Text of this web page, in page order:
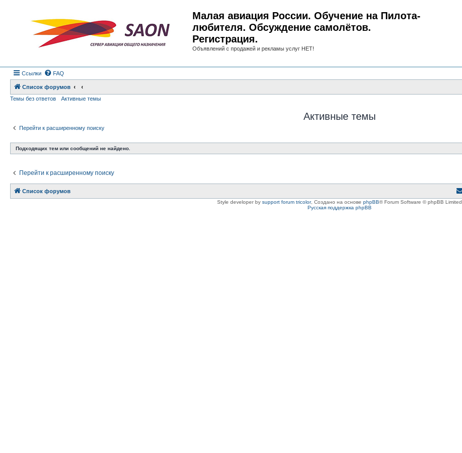
Малая авиация России. Обучение на Пилота-
любителя. Обсуждение самолётов.
Регистрация.
Объявлений с продажей и рекламы услуг НЕТ!
Ссылки FAQ
Список форумов
Темы без ответов
Активные темы
Активные темы
Перейти к расширенному поиску
Подходящих тем или сообщений не найдено.
Перейти к расширенному поиску
Список форумов
Style developer by support forum tricolor, Создано на основе phpBB® Forum Software © phpBB Limited
Русская поддержка phpBB